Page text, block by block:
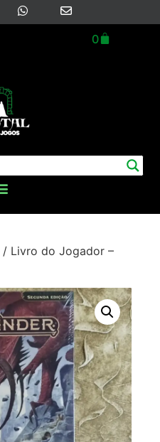
0
/ Livro do Jogador –